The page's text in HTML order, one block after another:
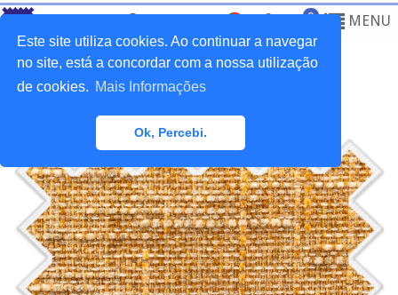
Este site utiliza cookies. Ao continuar a navegar
no site, está a concordar com a nossa utilização
de cookies. Mais Informações
Ok, Percebi.
0 MENU